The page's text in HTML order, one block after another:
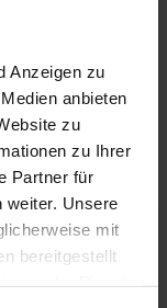
Anzeigen zu
anbieten
zu
zu Ihrer
Partner für
weiter. Unsere
mit
bereitgestellt
the website of